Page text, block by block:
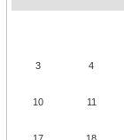
3 4
10 11